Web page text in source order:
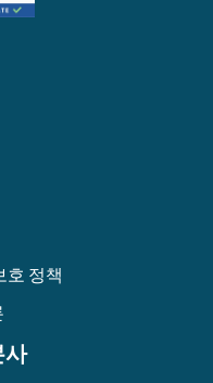
호 정책
사